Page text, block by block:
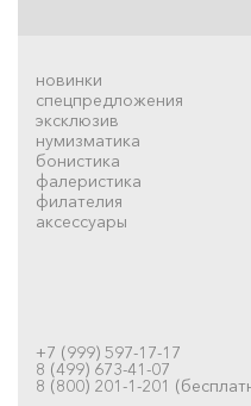
новинки
спецпредложения
эксклюзив
нумизматика
бонистика
фалеристика
филателия
аксессуары
+7 (999) 597-17-17
8 (499) 673-41-07
8 (800) 201-1-201